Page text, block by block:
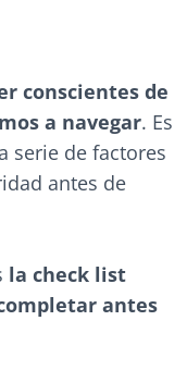
conscientes de
a navegar. Es
serie de factores
antes de
la check list
antes